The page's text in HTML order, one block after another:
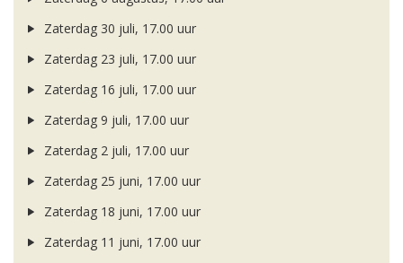
Zaterdag 30 juli, 17.00 uur
Zaterdag 23 juli, 17.00 uur
Zaterdag 16 juli, 17.00 uur
Zaterdag 9 juli, 17.00 uur
Zaterdag 2 juli, 17.00 uur
Zaterdag 25 juni, 17.00 uur
Zaterdag 18 juni, 17.00 uur
Zaterdag 11 juni, 17.00 uur